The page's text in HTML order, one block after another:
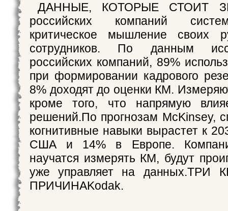
ДАННЫЕ, КОТОРЫЕ СТОИТ
российских компаний
критическое мышление своих
сотрудников. По данным
российских компаний, 89%
при формировании кадрового
8% доходят до оценки КМ.
кроме того, что напрямую
решений.По прогнозам McKinsey,
когнитивные навыки вырастет к
США и 14% в Европе.
научатся измерять КМ, будут
уже управляет на
ПРИЧИНАKodak.